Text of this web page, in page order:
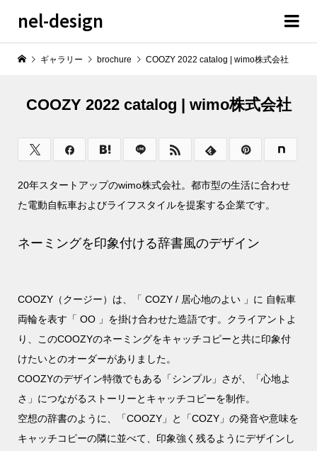
nel-design
ギャラリー brochure COOZY 2022 catalog | wimo株式会社
COOZY 2022 catalog | wimo株式会社
20年スタートアップのwimo株式会社。都市型の生活に合わせ
た電動自転車およびライフスタイルを提案する企業です。
ネーミングを印象付ける辞書風のデザイン
COOZY（クージー）は、「 COZY / 居心地のよい 」に 自転車
両輪を表す「 OO 」を掛け合わせた造語です。クライアントよ
り、このCOOZYのネーミングをキャッチコピーと共に印象付
けたいとのオーダーがありました。
COOZYのデザイン特徴でもある「シンプル」さが、「心地よ
さ」につながるストーリーとキャッチコピーを制作。
空想の辞書のように、「COOZY」と「COZY」の発音や意味を
キャッチコピーの隣に並べて、印象強く残るようにデザインし